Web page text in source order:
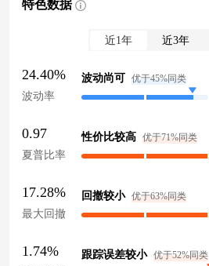
特色数据
近1年 近3年
24.40%
波动率
波动尚可 优于45%同类
0.97
夏普比率
性价比较高 优于71%同类
17.28%
最大回撤
回撤较小 优于63%同类
1.74% 跟踪误差较小 优于52%同类